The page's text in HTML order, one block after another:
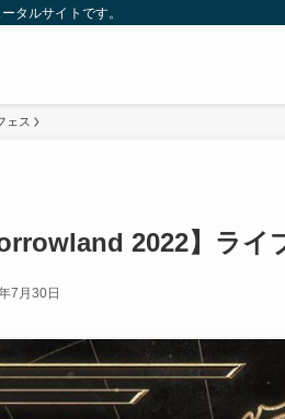
タルサイトです。
ェス
2022】ライ
7月30日